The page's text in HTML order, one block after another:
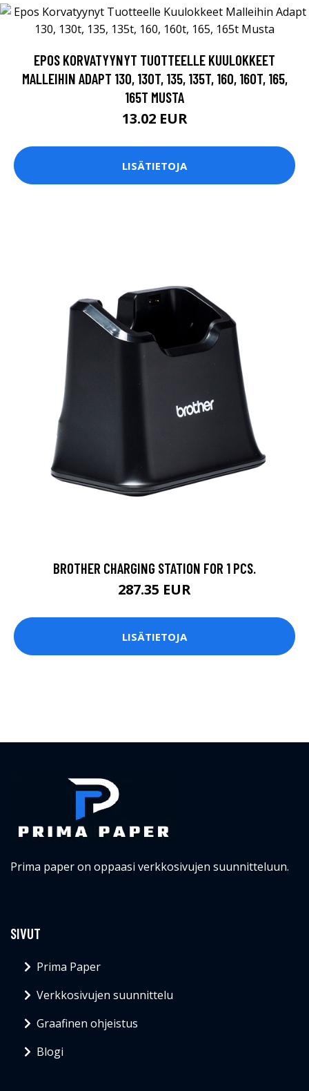
EPOS KORVATYYNYT TUOTTEELLE KUULOKKEET
MALLEIHIN ADAPT 130, 130T, 135, 135T, 160, 160T, 165,
165T MUSTA
13.02 EUR
LISÄTIETOJA
BROTHER CHARGING STATION FOR 1 PCS.
287.35 EUR
LISÄTIETOJA
Prima paper on oppaasi verkkosivujen suunnitteluun.
SIVUT
Prima Paper
Verkkosivujen suunnittelu
Graafinen ohjeistus
Blogi